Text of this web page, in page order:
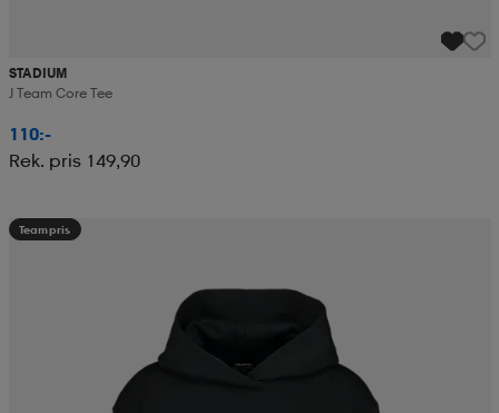
STADIUM
J Team Core Tee
110:-
Rek. pris 149,90
Teampris